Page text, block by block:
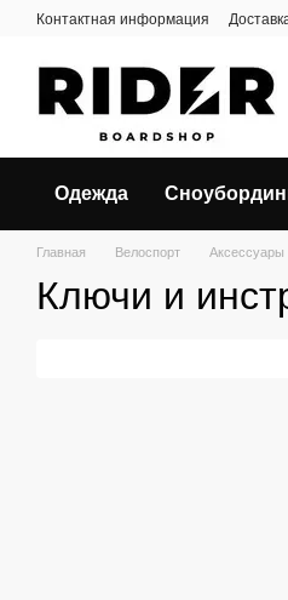
Перейти к основному контенту
Контактная информация
Одежда
Главная Велоспорт Аксессуары
Ключи и